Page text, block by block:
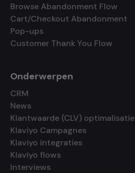
Browse Abandonment Flow
Cart/Checkout Abandonment
Pop-ups
Customer Thank You Flow
Onderwerpen
CRM
News
Klantwaarde (CLV) optimalisatie
Klaviyo Campagnes
Klaviyo integraties
Klaviyo flows
Interviews